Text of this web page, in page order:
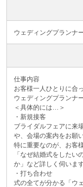
ウェディングプランナ
仕事内容
お客様一人ひとりに合
ウェディングプランナ
＜具体的には…＞
・新規接客
ブライダルフェアに来
や、会場の案内をお願
特に重要なのが、お客
「なぜ結婚式をしたい
か」など詳しく伺います
・打ち合わせ
式の全てが分かる「ウ